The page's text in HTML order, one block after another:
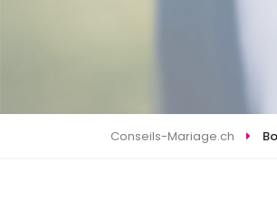
Conseils-Mariage.ch